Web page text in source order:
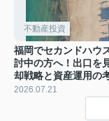
不動産投資
福岡でセカンドハウ
討中の方へ！出口を
却戦略と資産運用の
2026.07.21